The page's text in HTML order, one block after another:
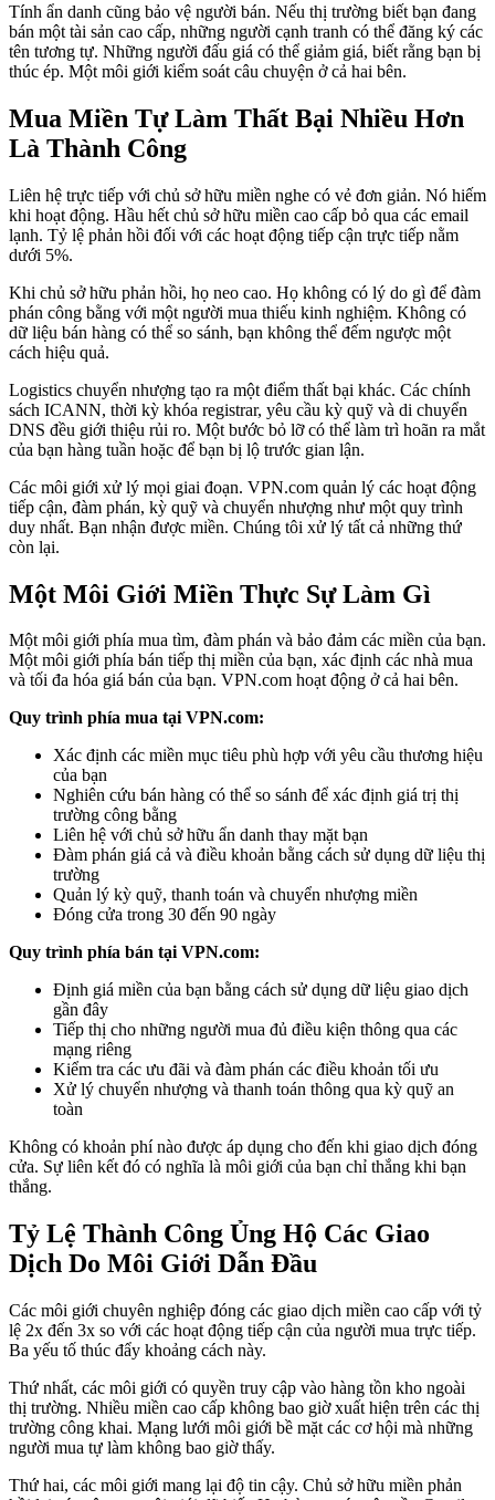
Tính ẩn danh cũng bảo vệ người bán. Nếu thị trường biết bạn đang
bán một tài sản cao cấp, những người cạnh tranh có thể đăng ký các
tên tương tự. Những người đấu giá có thể giảm giá, biết rằng bạn bị
thúc ép. Một môi giới kiểm soát câu chuyện ở cả hai bên.
Mua Miền Tự Làm Thất Bại Nhiều Hơn
Là Thành Công
Liên hệ trực tiếp với chủ sở hữu miền nghe có vẻ đơn giản. Nó hiếm
khi hoạt động. Hầu hết chủ sở hữu miền cao cấp bỏ qua các email
lạnh. Tỷ lệ phản hồi đối với các hoạt động tiếp cận trực tiếp nằm
dưới 5%.
Khi chủ sở hữu phản hồi, họ neo cao. Họ không có lý do gì để đàm
phán công bằng với một người mua thiếu kinh nghiệm. Không có
dữ liệu bán hàng có thể so sánh, bạn không thể đếm ngược một
cách hiệu quả.
Logistics chuyển nhượng tạo ra một điểm thất bại khác. Các chính
sách ICANN, thời kỳ khóa registrar, yêu cầu kỳ quỹ và di chuyển
DNS đều giới thiệu rủi ro. Một bước bỏ lỡ có thể làm trì hoãn ra mắt
của bạn hàng tuần hoặc để bạn bị lộ trước gian lận.
Các môi giới xử lý mọi giai đoạn. VPN.com quản lý các hoạt động
tiếp cận, đàm phán, kỳ quỹ và chuyển nhượng như một quy trình
duy nhất. Bạn nhận được miền. Chúng tôi xử lý tất cả những thứ
còn lại.
Một Môi Giới Miền Thực Sự Làm Gì
Một môi giới phía mua tìm, đàm phán và bảo đảm các miền của bạn.
Một môi giới phía bán tiếp thị miền của bạn, xác định các nhà mua
và tối đa hóa giá bán của bạn. VPN.com hoạt động ở cả hai bên.
Quy trình phía mua tại VPN.com:
Xác định các miền mục tiêu phù hợp với yêu cầu thương hiệu
của bạn
Nghiên cứu bán hàng có thể so sánh để xác định giá trị thị
trường công bằng
Liên hệ với chủ sở hữu ẩn danh thay mặt bạn
Đàm phán giá cả và điều khoản bằng cách sử dụng dữ liệu thị
trường
Quản lý kỳ quỹ, thanh toán và chuyển nhượng miền
Đóng cửa trong 30 đến 90 ngày
Quy trình phía bán tại VPN.com:
Định giá miền của bạn bằng cách sử dụng dữ liệu giao dịch
gần đây
Tiếp thị cho những người mua đủ điều kiện thông qua các
mạng riêng
Kiểm tra các ưu đãi và đàm phán các điều khoản tối ưu
Xử lý chuyển nhượng và thanh toán thông qua kỳ quỹ an
toàn
Không có khoản phí nào được áp dụng cho đến khi giao dịch đóng
cửa. Sự liên kết đó có nghĩa là môi giới của bạn chỉ thắng khi bạn
thắng.
Tỷ Lệ Thành Công Ủng Hộ Các Giao
Dịch Do Môi Giới Dẫn Đầu
Các môi giới chuyên nghiệp đóng các giao dịch miền cao cấp với tỷ
lệ 2x đến 3x so với các hoạt động tiếp cận của người mua trực tiếp.
Ba yếu tố thúc đẩy khoảng cách này.
Thứ nhất, các môi giới có quyền truy cập vào hàng tồn kho ngoài
thị trường. Nhiều miền cao cấp không bao giờ xuất hiện trên các thị
trường công khai. Mạng lưới môi giới bề mặt các cơ hội mà những
người mua tự làm không bao giờ thấy.
Thứ hai, các môi giới mang lại độ tin cậy. Chủ sở hữu miền phản